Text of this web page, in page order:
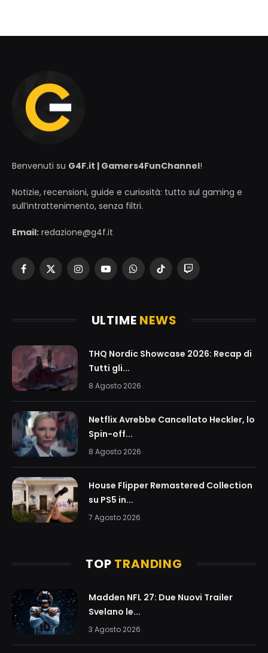
Benvenuti su G4F.it | Gamers4FunChannel!
Notizie, recensioni, guide e curiosità: tutto sul gaming e
sull’intrattenimento, senza filtri.
Email: redazione@g4f.it
Facebook
X
InstagramYouTubeWhatsAppTikTokTwitch
ULTIME NEWS
THQ Nordic Showcase 2026: Recap di
Tutti gli...
8 Agosto 2026
Netflix Avrebbe Cancellato Heckler, lo
Spin-off...
8 Agosto 2026
House Flipper Remastered Collection
su PS5 in...
7 Agosto 2026
TOP TRANDING
Madden NFL 27: Due Nuovi Trailer
Svelano le...
3 Agosto 2026